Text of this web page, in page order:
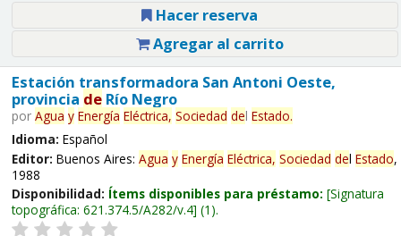
Hacer reserva
Agregar al carrito
Estación transformadora San Antoni Oeste,
provincia deRío Negro
por Agua y Energía Eléctrica, Sociedad del Estado.
Idioma: Español
Editor: Buenos Aires: Agua y Energía Eléctrica, Sociedad del Estado,
1988
Disponibilidad: Ítems disponibles para préstamo: Signatura
topográfica: 621.374.5/A282/v.4 (1).